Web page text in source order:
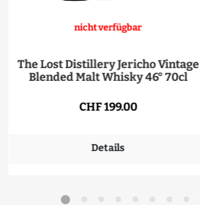
nicht verfügbar
The Lost Distillery Jericho Vintage
Blended Malt Whisky 46° 70cl
CHF 199.00
Details